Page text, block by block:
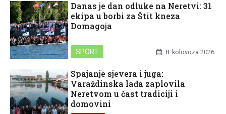
Danas je dan odluke na Neretvi: 31
ekipa u borbi za Štit kneza
Domagoja
SPORT 8. kolovoza 2026.
Spajanje sjevera i juga:
Varaždinska lađa zaplovila
Neretvom u čast tradiciji i
domovini